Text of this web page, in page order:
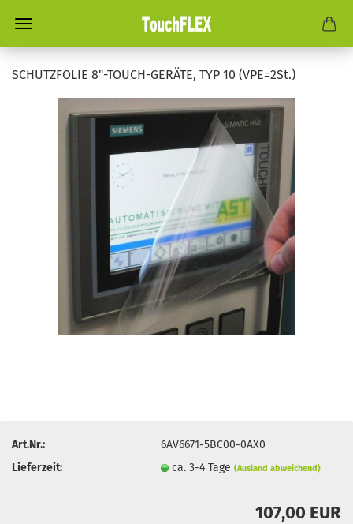
SCHUTZFOLIE 8"-TOUCH-GERÄTE, TYP 10 (VPE=2St.)
Art.Nr.:
6AV6671-5BC00-0AX0
Lieferzeit:
ca. 3-4 Tage(Ausland abweichend)
107,00 EUR